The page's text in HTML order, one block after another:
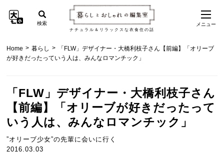
ナチュラル＆リラックスな衣食住の話
検索 メニュー
Home > 暮らし >
「FLW」デザイナー・大橋利枝子さん【前編】「オリーブ
が好きだったっていう人は、みんなロマンチック」
「FLW」デザイナー・大橋利枝子さん
【前編】「オリーブが好きだったって
いう人は、みんなロマンチック」
”オリーブ少女”の先輩に会いに行く
2016.03.03